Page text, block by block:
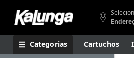
Categorias Cartuchos